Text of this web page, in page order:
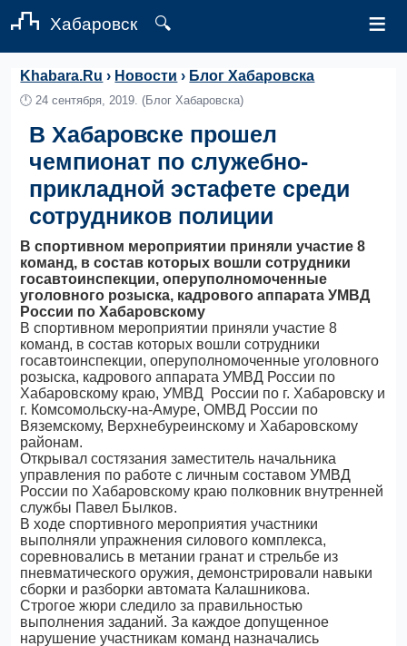
Хабаровск 🔍 ≡
Khabara.Ru › Новости › Блог Хабаровска
🕛24 сентября, 2019. (Блог Хабаровска)
В Хабаровске прошел
чемпионат по служебно-
прикладной эстафете среди
сотрудников полиции
В спортивном мероприятии приняли участие 8
команд, в состав которых вошли сотрудники
госавтоинспекции, оперуполномоченные
уголовного розыска, кадрового аппарата УМВД
России по Хабаровскому
В спортивном мероприятии приняли участие 8
команд, в состав которых вошли сотрудники
госавтоинспекции, оперуполномоченные уголовного
розыска, кадрового аппарата УМВД России по
Хабаровскому краю, УМВД России по г. Хабаровску и
г. Комсомольску-на-Амуре, ОМВД России по
Вяземскому, Верхнебуреинскому и Хабаровскому
районам.
Открывал состязания заместитель начальника
управления по работе с личным составом УМВД
России по Хабаровскому краю полковник внутренней
службы Павел Былков.
В ходе спортивного мероприятия участники
выполняли упражнения силового комплекса,
соревновались в метании гранат и стрельбе из
пневматического оружия, демонстрировали навыки
сборки и разборки автомата Калашникова.
Строгое жюри следило за правильностью
выполнения заданий. За каждое допущенное
нарушение участникам команд назначались